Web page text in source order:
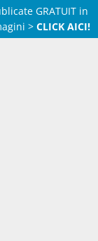
GRATUIT in
> CLICK AICI!